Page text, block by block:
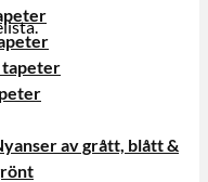
tapeter
av grått, blått &